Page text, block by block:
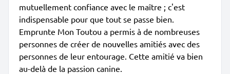
mutuellement confiance avec le maître ; c'est
indispensable pour que tout se passe bien.
Emprunte Mon Toutou a permis à de nombreuses
personnes de créer de nouvelles amitiés avec des
personnes de leur entourage. Cette amitié va bien
au-delà de la passion canine.